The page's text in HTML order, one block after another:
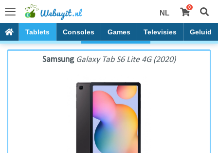
NL
0
Tablets Consoles Games Televisies Geluid
Samsung Galaxy Tab S6 Lite 4G (2020)
Samsung Galaxy Tab S6 Lite 4G (2020)